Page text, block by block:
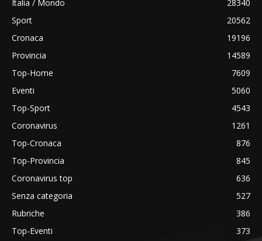
Italia / Mondo
28340
Sport
20562
Cronaca
19196
Provincia
14589
Top-Home
7609
Eventi
5060
Top-Sport
4543
Coronavirus
1261
Top-Cronaca
876
Top-Provincia
845
Coronavirus top
636
Senza categoria
527
Rubriche
386
Top-Eventi
373